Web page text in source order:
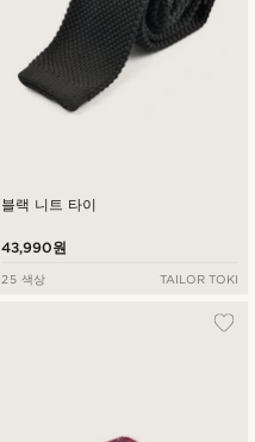
블랙 니트 타이
43,990원
25 색상 TAILOR TOKI